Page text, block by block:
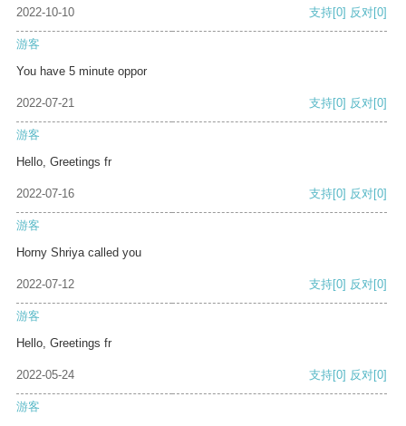
2022-10-10 支持[0] 反对[0]
游客
You have 5 minute oppor
2022-07-21 支持[0] 反对[0]
游客
Hello, Greetings fr
2022-07-16 支持[0] 反对[0]
游客
Horny Shriya called you
2022-07-12 支持[0] 反对[0]
游客
Hello, Greetings fr
2022-05-24 支持[0] 反对[0]
游客